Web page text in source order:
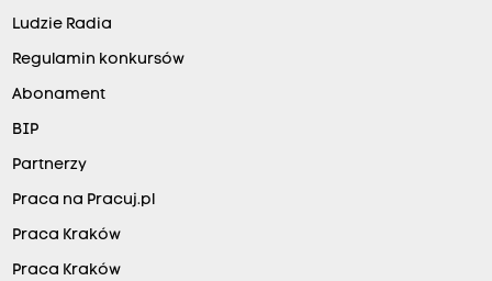
Ludzie Radia
Regulamin konkursów
Abonament
BIP
Partnerzy
Praca na Pracuj.pl
Praca Kraków
Praca Kraków